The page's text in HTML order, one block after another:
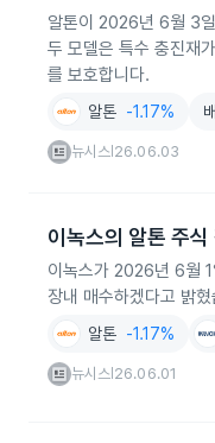
알톤이 2026년 6월 3
두 모델은 특수 충진재
를 보호합니다.
알톤 -1.17%
뉴시스 26.06.03
이녹스의 알톤 주식
이녹스가 2026년 6월
장내 매수하겠다고 밝
알톤 -1.17%
뉴시스 26.06.01